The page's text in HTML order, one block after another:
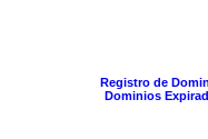
Registro de
Dominios